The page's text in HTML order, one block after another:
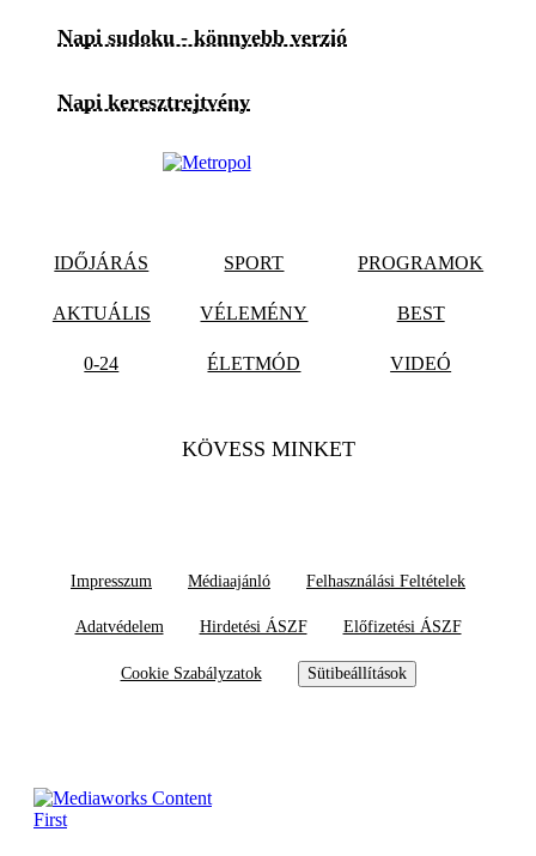
Napi sudoku - könnyebb verzió
Napi keresztrejtvény
IDŐJÁRÁS SPORT PROGRAMOK
AKTUÁLIS VÉLEMÉNY BEST
0-24 ÉLETMÓD VIDEÓ
KÖVESS MINKET
Impresszum Médiaajánló Felhasználási Feltételek
Adatvédelem Hirdetési ÁSZF Előfizetési ÁSZF
Cookie Szabályzatok Sütibeállítások